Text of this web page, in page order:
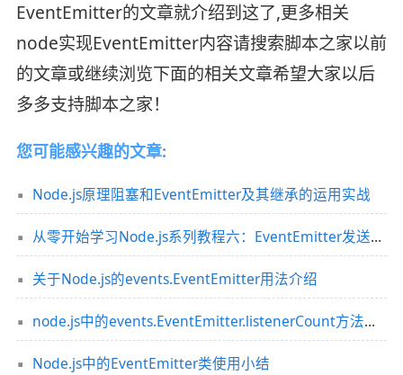
EventEmitter的文章就介绍到这了,更多相关
node实现EventEmitter内容请搜索脚本之家以前
的文章或继续浏览下面的相关文章希望大家以后
多多支持脚本之家！
您可能感兴趣的文章:
Node.js原理阻塞和EventEmitter及其继承的运用实战
从零开始学习Node.js系列教程六：EventEmitter发送和接收事件的方法示例
关于Node.js的events.EventEmitter用法介绍
node.js中的events.EventEmitter.listenerCount方法使用说明
Node.js中的EventEmitter类使用小结